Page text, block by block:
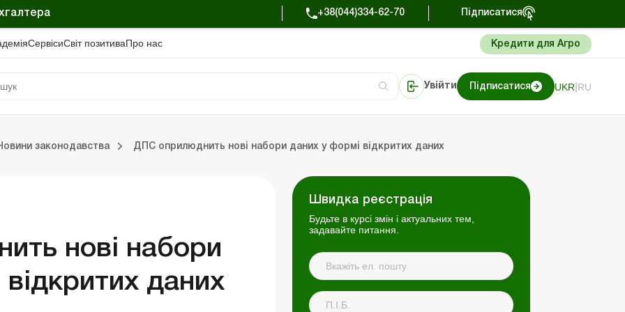
+38(044)334-62-70 Підписатися
СервісиСвiт позитиваПро нас Кредити для Агро
Увійти Підписатися UKR RU
законодавства ДПС оприлюднить нові набори даних у формі відкритих даних
нові набори
даних
Швидка реєстрація
Будьте в курсі змін і актуальних тем,
задавайте питання.